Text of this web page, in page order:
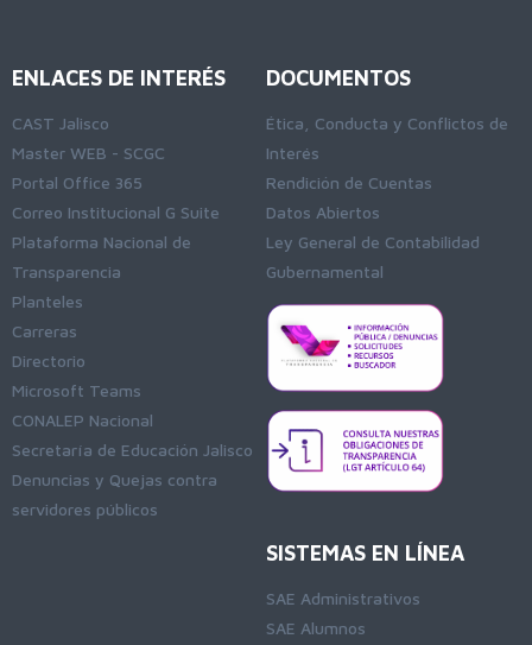
ENLACES DE INTERÉS
CAST Jalisco
Master WEB - SCGC
Portal Office 365
Correo Institucional G Suite
Plataforma Nacional de
Transparencia
Planteles
Carreras
Directorio
Microsoft Teams
CONALEP Nacional
Secretaría de Educación Jalisco
Denuncias y Quejas contra
servidores públicos
DOCUMENTOS
Ética, Conducta y Conflictos de
Interés
Rendición de Cuentas
Datos Abiertos
Ley General de Contabilidad
Gubernamental
SISTEMAS EN LÍNEA
SAE Administrativos
SAE Alumnos